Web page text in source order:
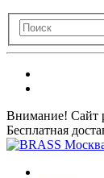
Внимание! Сайт
Бесплатная